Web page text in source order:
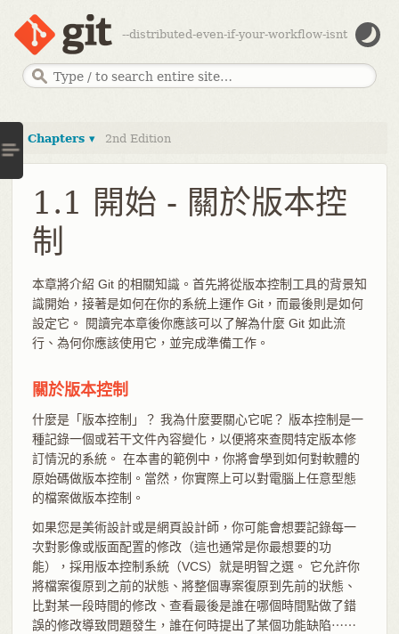
--distributed-even-if-your-workflow-isnt
Chapters ▾ 2nd Edition
1.1 開始 - 關於版本控
制
本章將介紹 Git 的相關知識。首先將從版本控制工具的背景知
識開始，接著是如何在你的系統上運作 Git，而最後則是如何
設定它。 閱讀完本章後你應該可以了解為什麼 Git 如此流
行、為何你應該使用它，並完成準備工作。
關於版本控制
什麼是「版本控制」？ 我為什麼要關心它呢？ 版本控制是一
種記錄一個或若干文件內容變化，以便將來查閱特定版本修
訂情況的系統。 在本書的範例中，你將會學到如何對軟體的
原始碼做版本控制。當然，你實際上可以對電腦上任意型態
的檔案做版本控制。
如果您是美術設計或是網頁設計師，你可能會想要記錄每一
次對影像或版面配置的修改（這也通常是你最想要的功
能），採用版本控制系統（VCS）就是明智之選。 它允許你
將檔案復原到之前的狀態、將整個專案復原到先前的狀態、
比對某一段時間的修改、查看最後是誰在哪個時間點做了錯
誤的修改導致問題發生，誰在何時提出了某個功能缺陷⋯⋯